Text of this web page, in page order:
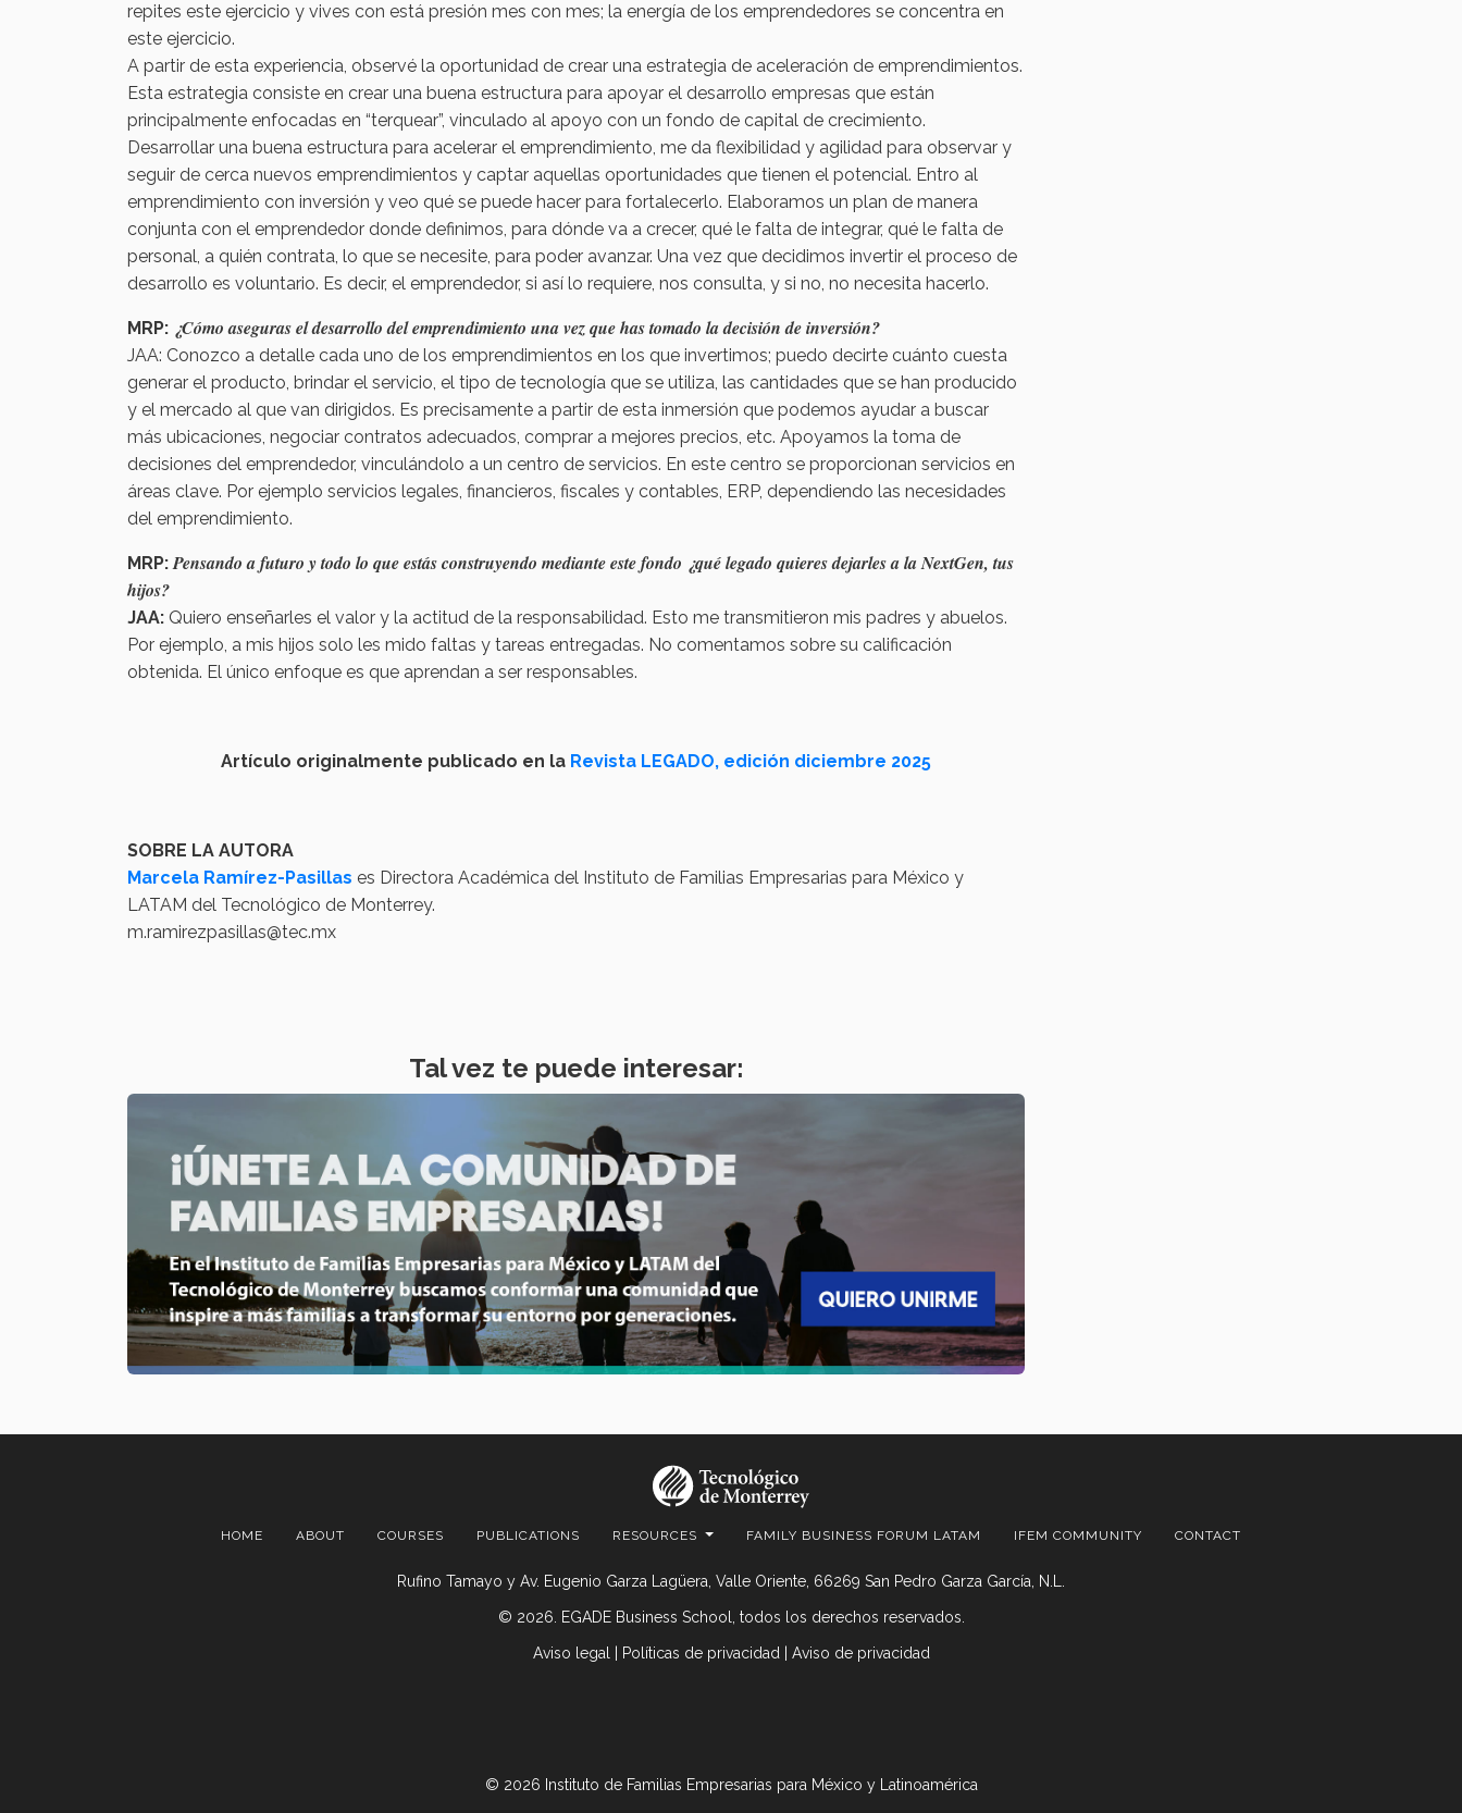
repites este ejercicio y vives con está presión mes con mes; la energía de los emprendedores se concentra en
este ejercicio.
A partir de esta experiencia, observé la oportunidad de crear una estrategia de aceleración de emprendimientos.
Esta estrategia consiste en crear una buena estructura para apoyar el desarrollo empresas que están
principalmente enfocadas en “terquear”, vinculado al apoyo con un fondo de capital de crecimiento.
Desarrollar una buena estructura para acelerar el emprendimiento, me da flexibilidad y agilidad para observar y
seguir de cerca nuevos emprendimientos y captar aquellas oportunidades que tienen el potencial. Entro al
emprendimiento con inversión y veo qué se puede hacer para fortalecerlo. Elaboramos un plan de manera
conjunta con el emprendedor donde definimos, para dónde va a crecer, qué le falta de integrar, qué le falta de
personal, a quién contrata, lo que se necesite, para poder avanzar. Una vez que decidimos invertir el proceso de
desarrollo es voluntario. Es decir, el emprendedor, si así lo requiere, nos consulta, y si no, no necesita hacerlo.
MRP: ¿Cómo aseguras el desarrollo del emprendimiento una vez que has tomado la decisión de inversión?
JAA: Conozco a detalle cada uno de los emprendimientos en los que invertimos; puedo decirte cuánto cuesta
generar el producto, brindar el servicio, el tipo de tecnología que se utiliza, las cantidades que se han producido
y el mercado al que van dirigidos. Es precisamente a partir de esta inmersión que podemos ayudar a buscar
más ubicaciones, negociar contratos adecuados, comprar a mejores precios, etc. Apoyamos la toma de
decisiones del emprendedor, vinculándolo a un centro de servicios. En este centro se proporcionan servicios en
áreas clave. Por ejemplo servicios legales, financieros, fiscales y contables, ERP, dependiendo las necesidades
del emprendimiento.
MRP:Pensando a futuro y todo lo que estás construyendo mediante este fondo ¿qué legado quieres dejarles a la NextGen, tus
hijos?
JAA: Quiero enseñarles el valor y la actitud de la responsabilidad. Esto me transmitieron mis padres y abuelos.
Por ejemplo, a mis hijos solo les mido faltas y tareas entregadas. No comentamos sobre su calificación
obtenida. El único enfoque es que aprendan a ser responsables.
Artículo originalmente publicado en la Revista LEGADO, edición diciembre 2025
SOBRE LA AUTORA
Marcela Ramírez-Pasillas es Directora Académica del Instituto de Familias Empresarias para México y
LATAM del Tecnológico de Monterrey.
m.ramirezpasillas@tec.mx
Tal vez te puede interesar:
HOME ABOUT COURSES PUBLICATIONS RESOURCES FAMILY BUSINESS FORUM LATAM IFEM COMMUNITY CONTACT
Rufino Tamayo y Av. Eugenio Garza Lagüera, Valle Oriente, 66269 San Pedro Garza García, N.L.
© 2026. EGADE Business School, todos los derechos reservados.
Aviso legal Políticas de privacidad Aviso de privacidad
© 2026 Instituto de Familias Empresarias para México y Latinoamérica